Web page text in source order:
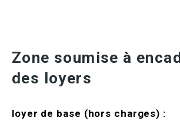
Zone soumise à
des loyers
loyer de base (hors charges) :